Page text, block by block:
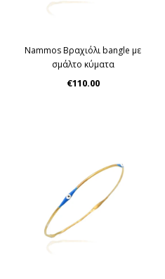
Nammos Βραχιόλι bangle με
σμάλτο κύματα
€110.00